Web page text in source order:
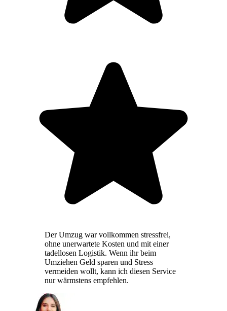
Der Umzug war vollkommen stressfrei,
ohne unerwartete Kosten und mit einer
tadellosen Logistik. Wenn ihr beim
Umziehen Geld sparen und Stress
vermeiden wollt, kann ich diesen Service
nur wärmstens empfehlen.